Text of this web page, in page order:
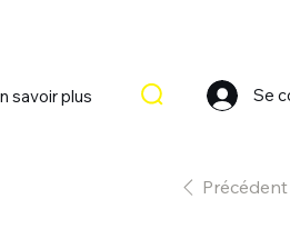
savoir plus Se
Précédent